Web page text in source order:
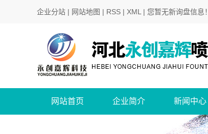
企业分站 | 网站地图 | RSS | XML | 您暂无新询盘信息！
网站首页 企业简介 新闻中心
公司新闻